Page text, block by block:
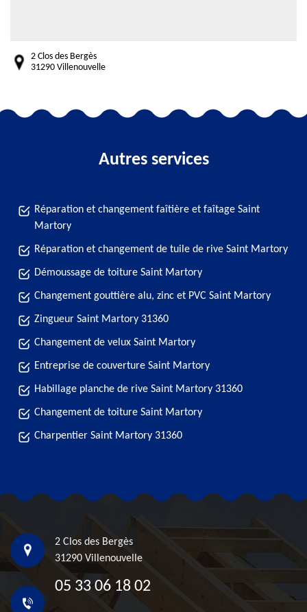
2 Clos des Bergès
31290 Villenouvelle
Autres services
Réparation et changement faîtière et faîtage Saint
Martory
Réparation et changement de tuile de rive Saint Martory
Démoussage de toiture Saint Martory
Changement gouttière alu, zinc et PVC Saint Martory
Zingueur Saint Martory 31360
Changement de velux Saint Martory
Entreprise de couverture Saint Martory
Habillage planche de rive Saint Martory 31360
Changement de toiture Saint Martory
Charpentier Saint Martory 31360
2 Clos des Bergès
31290 Villenouvelle
05 33 06 18 02